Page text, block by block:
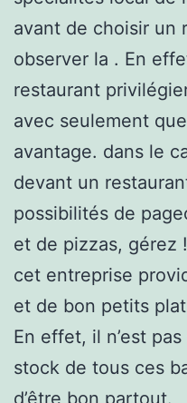
avant de choisir un
observer la . En
restaurant
avec seulement
avantage. dans le
devant un
possibilités de
et de pizzas, gérez
cet entreprise
et de bon petits
En effet, il n’est
stock de tous ces
d’être bon partout.